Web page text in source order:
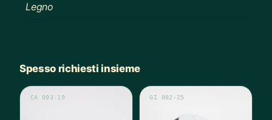
Legno
Spesso richiesti insieme
CA 003-19 GI 002-25